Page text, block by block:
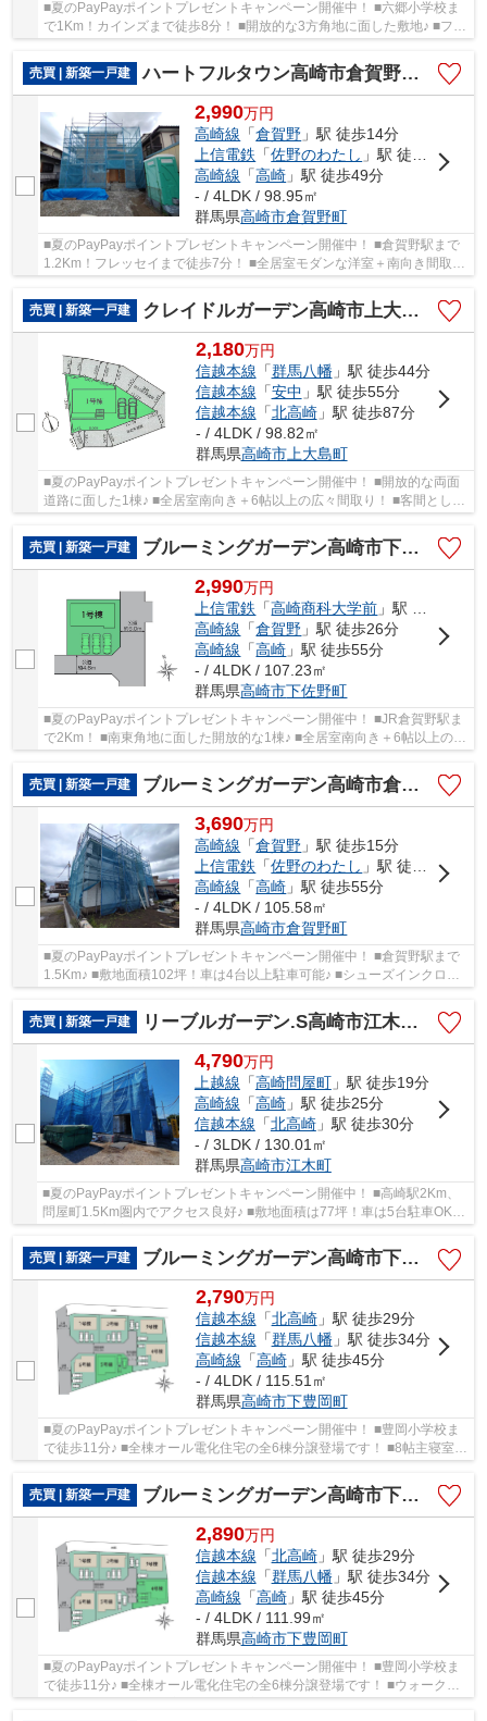
■夏のPayPayポイントプレゼントキャンペーン開催中！ ■六郷小学校ま
で1Km！カインズまで徒歩8分！ ■開放的な3方角地に面した敷地♪ ■フリ
売買 | 新築一戸建
ハートフルタウン高崎市倉賀野町400ーA
2,990万円
高崎線 「倉賀野 」駅 徒歩14分
上信電鉄 「佐野のわたし 」駅 徒歩28分
高崎線 「高崎 」駅 徒歩49分
- / 4LDK / 98.95㎡
群馬県高崎市倉賀野町
■夏のPayPayポイントプレゼントキャンペーン開催中！ ■倉賀野駅まで
1.2Km！フレッセイまで徒歩7分！ ■全居室モダンな洋室＋南向き間取！
売買 | 新築一戸建
クレイドルガーデン高崎市上大島町第3ー①
2,180万円
信越本線 「群馬八幡」駅 徒歩44分
信越本線 「安中 」駅 徒歩55分
信越本線 「北高崎」駅 徒歩87分
- / 4LDK / 98.82㎡
群馬県高崎市上大島町
■夏のPayPayポイントプレゼントキャンペーン開催中！ ■開放的な両面
道路に面した1棟♪ ■全居室南向き＋6帖以上の広々間取り！ ■客間として
売買 | 新築一戸建
ブルーミングガーデン高崎市下佐野町ー①
2,990万円
上信電鉄 「高崎商科大学前 」駅 徒歩16分
高崎線 「倉賀野 」駅 徒歩26分
高崎線 「高崎 」駅 徒歩55分
- / 4LDK / 107.23㎡
群馬県高崎市下佐野町
■夏のPayPayポイントプレゼントキャンペーン開催中！ ■JR倉賀野駅ま
で2Km！ ■南東角地に面した開放的な1棟♪ ■全居室南向き＋6帖以上の
広々間取り！ ■便利な食器洗浄乾燥機付き！ ○佐...
売買 | 新築一戸建
ブルーミングガーデン高崎市倉賀野町405ーA
3,690万円
高崎線 「倉賀野 」駅 徒歩15分
上信電鉄 「佐野のわたし 」駅 徒歩29分
高崎線 「高崎 」駅 徒歩55分
- / 4LDK / 105.58㎡
群馬県高崎市倉賀野町
■夏のPayPayポイントプレゼントキャンペーン開催中！ ■倉賀野駅まで
1.5Km♪ ■敷地面積102坪！車は4台以上駐車可能♪ ■シューズインクロー
クやパントリーなど収納充実！ ○倉賀野小学校ま...
売買 | 新築一戸建
リーブルガーデン.S高崎市江木町第12ー①
4,790万円
上越線 「高崎問屋町」駅 徒歩19分
高崎線 「高崎」駅 徒歩25分
信越本線 「北高崎」駅 徒歩30分
- / 3LDK / 130.01㎡
群馬県高崎市江木町
■夏のPayPayポイントプレゼントキャンペーン開催中！ ■高崎駅2Km、
問屋町1.5Km圏内でアクセス良好♪ ■敷地面積は77坪！車は5台駐車OK！
■間仕切り対応で3LDK→4LDKに変更可♪ ○塚沢小学...
売買 | 新築一戸建
ブルーミングガーデン高崎市下豊岡町ー⑤
2,790万円
信越本線 「北高崎」駅 徒歩29分
信越本線 「群馬八幡」駅 徒歩34分
高崎線 「高崎」駅 徒歩45分
- / 4LDK / 115.51㎡
群馬県高崎市下豊岡町
■夏のPayPayポイントプレゼントキャンペーン開催中！ ■豊岡小学校ま
で徒歩11分♪ ■全棟オール電化住宅の全6棟分譲登場です！ ■8帖主寝室は
売買 | 新築一戸建
ブルーミングガーデン高崎市下豊岡町ー④
2,890万円
信越本線 「北高崎」駅 徒歩29分
信越本線 「群馬八幡」駅 徒歩34分
高崎線 「高崎」駅 徒歩45分
- / 4LDK / 111.99㎡
群馬県高崎市下豊岡町
■夏のPayPayポイントプレゼントキャンペーン開催中！ ■豊岡小学校ま
で徒歩11分♪ ■全棟オール電化住宅の全6棟分譲登場です！ ■ウォークイ